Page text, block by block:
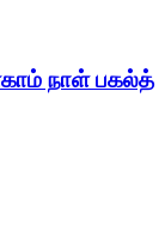
நாள் பகல்த்